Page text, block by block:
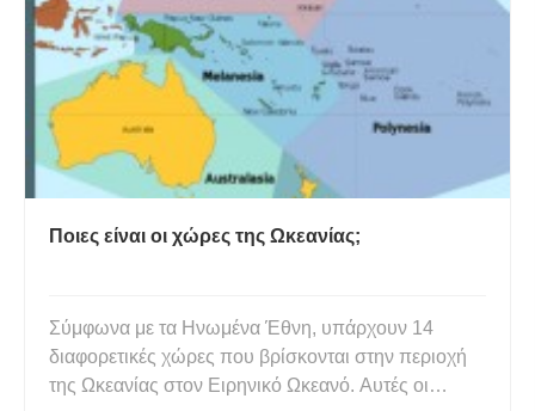
Ποιες είναι οι χώρες της Ωκεανίας;
Σύμφωνα με τα Ηνωμένα Έθνη, υπάρχουν 14
διαφορετικές χώρες που βρίσκονται στην περιοχή
της Ωκεανίας στον Ειρηνικό Ωκεανό. Αυτές οι